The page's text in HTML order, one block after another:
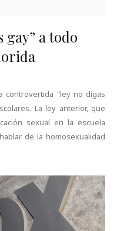
a todo
controvertida "ley no digas
La ley anterior, que
sexual en la escuela
de la homosexualidad